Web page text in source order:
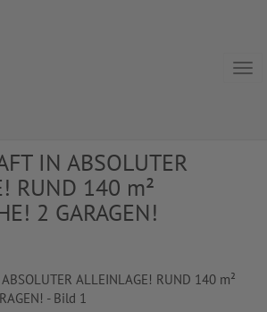
RUND 140 m²
2 GARAGEN!